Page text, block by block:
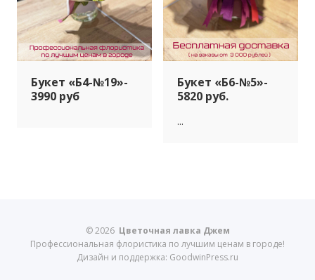
Букет «Б4-№19»-
3990 руб
Букет «Б6-№5»-
5820 руб.
...
© 2026 Цветочная лавка Джем
Профессиональная флористика по лучшим ценам в городе!
Дизайн и поддержка: GoodwinPress.ru